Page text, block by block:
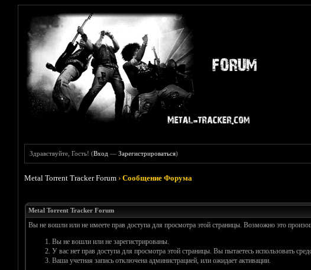
Здравствуйте, Гость! (Вход —Зарегистрироваться)
Metal Torrent Tracker Forum ›Сообщение Форума
Metal Torrent Tracker Forum
Вы не вошли или не имеете прав доступа для просмотра этой страницы. Возможно это
Вы не вошли или не зарегистрированы.
У вас нет прав доступа для просмотра этой страницы. Вы пытаетесь использовать
Ваша учетная запись отключена администрацией, или ожидает активации.